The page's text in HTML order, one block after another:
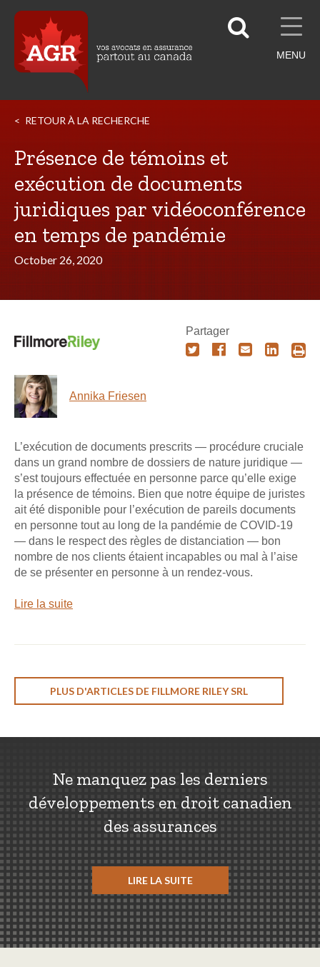
MENU
RETOUR À LA RECHERCHE
Présence de témoins et
exécution de documents
juridiques par vidéoconférence
en temps de pandémie
October 26, 2020
Annika Friesen
Partager
L’exécution de documents prescrits — procédure cruciale
dans un grand nombre de dossiers de nature juridique —
s’est toujours effectuée en personne parce qu’elle exige
la présence de témoins. Bien que notre équipe de juristes
ait été disponible pour l’exécution de pareils documents
en personne tout au long de la pandémie de COVID‑19
— dans le respect des règles de distanciation — bon
nombre de nos clients étaient incapables ou mal à l’aise
de se présenter en personne à un rendez-vous.
Lire la suite
PLUS D'ARTICLES DE FILLMORE RILEY SRL
Ne manquez pas les derniers
développements en droit canadien
des assurances
LIRE LA SUITE